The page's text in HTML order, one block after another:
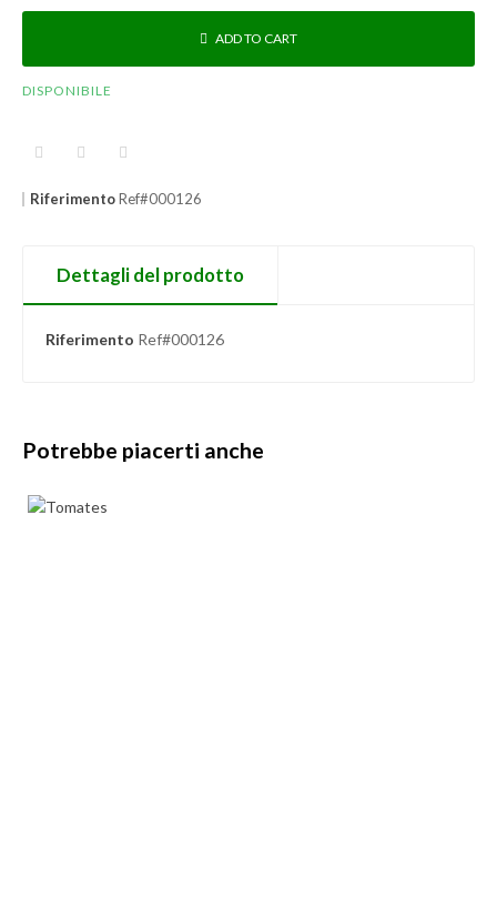
ADD TO CART
DISPONIBILE
RiferimentoRef#000126
Dettagli del prodotto
Riferimento Ref#000126
Potrebbe piacerti anche